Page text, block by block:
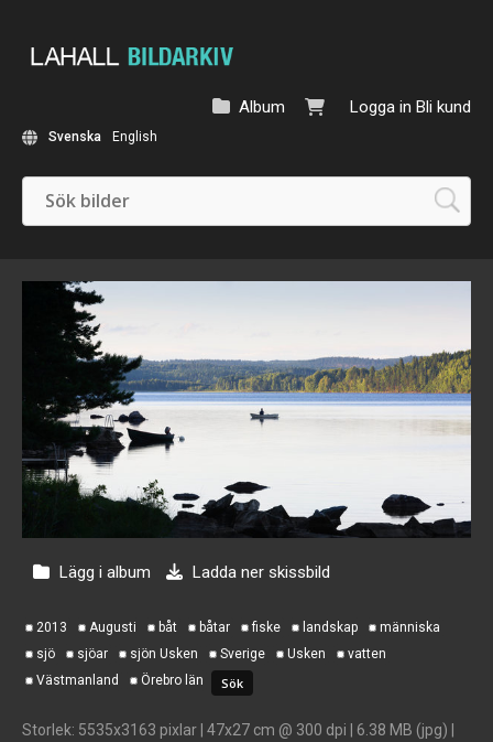
Logga in Bli kund
Album
Svenska English
Lägg i album Ladda ner skissbild
2013 Augusti båt båtar fiske landskap
människa
sjö
sjöar sjön Usken Sverige Usken
vatten
Västmanland
Örebro län
Storlek: 5535x3163 pixlar | 47x27 cm @ 300 dpi | 6.38 MB (jpg) |